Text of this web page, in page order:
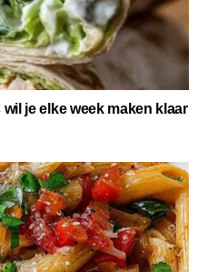
je elke week maken klaar